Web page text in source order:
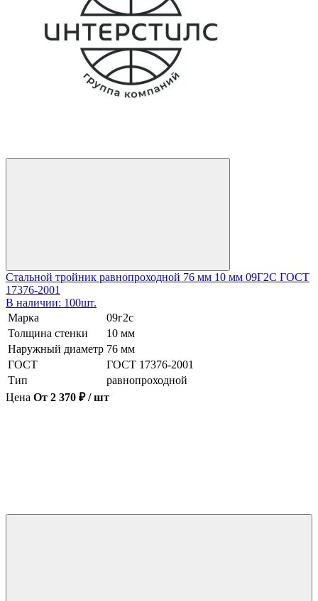
Стальной тройник равнопроходной 76 мм 10 мм 09Г2С ГОСТ
17376-2001
В наличии: 100шт.
Марка
09г2с
Толщина стенки
10 мм
Наружный диаметр 76 мм
ГОСТ
ГОСТ 17376-2001
Тип
равнопроходной
Цена От 2 370 ₽ / шт